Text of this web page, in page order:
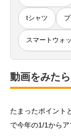
tシャツ
スマートウォ
動画をみた
たまったポイント
で今年の1/1から